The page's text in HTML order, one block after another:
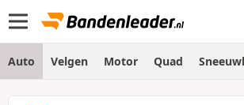
Auto Velgen Motor Quad